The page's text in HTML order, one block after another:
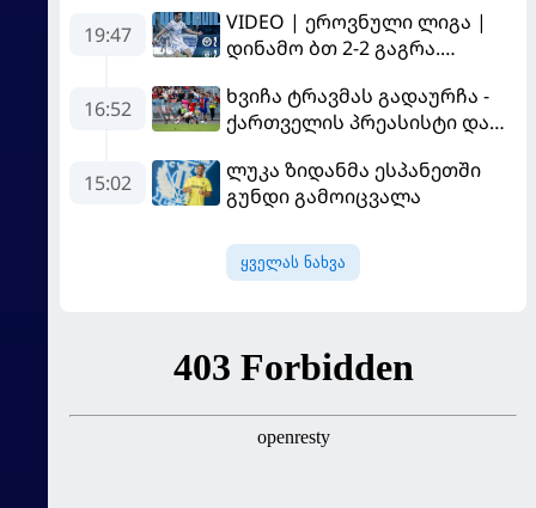
19:47
VIDEO | ეროვნული ლიგა |
დინამო ბთ 2-2 გაგრა.
16:52
ხვიჩა ტრავმას გადაურჩა -
ქართველის პრეასისტი და
იუნაიტედთან"
15:02
ლუკა ზიდანმა ესპანეთში
გუნდი გამოიცვალა
ყველას ნახვა